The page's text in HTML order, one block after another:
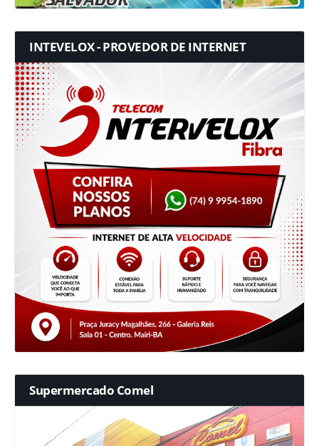
INTEVELOX - PROVEDOR DE INTERNET
Supermercado Comel